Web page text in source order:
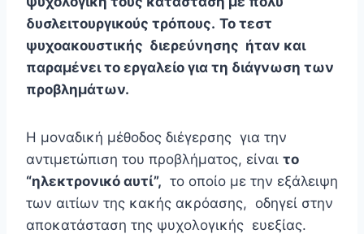
δυσλειτουργικούς τρόπους. Το τεστ
ψυχοακουστικής διερεύνησης ήταν και
παραμένει το εργαλείο για τη διάγνωση των
προβλημάτων.
Η μοναδική μέθοδος διέγερσης για την
αντιμετώπιση του προβλήματος, είναι το
“ηλεκτρονικό αυτί”, το οποίο με την εξάλειψη
των αιτίων της κακής ακρόασης, οδηγεί στην
αποκατάσταση της ψυχολογικής ευεξίας.